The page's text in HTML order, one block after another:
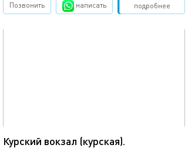
подробнее
Позвонить написать Забронировать
Курский вокзал (курская).